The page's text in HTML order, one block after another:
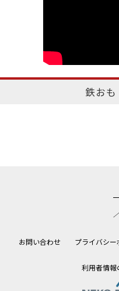
鉄お
お問い合わせ プライバシー
利用者情報